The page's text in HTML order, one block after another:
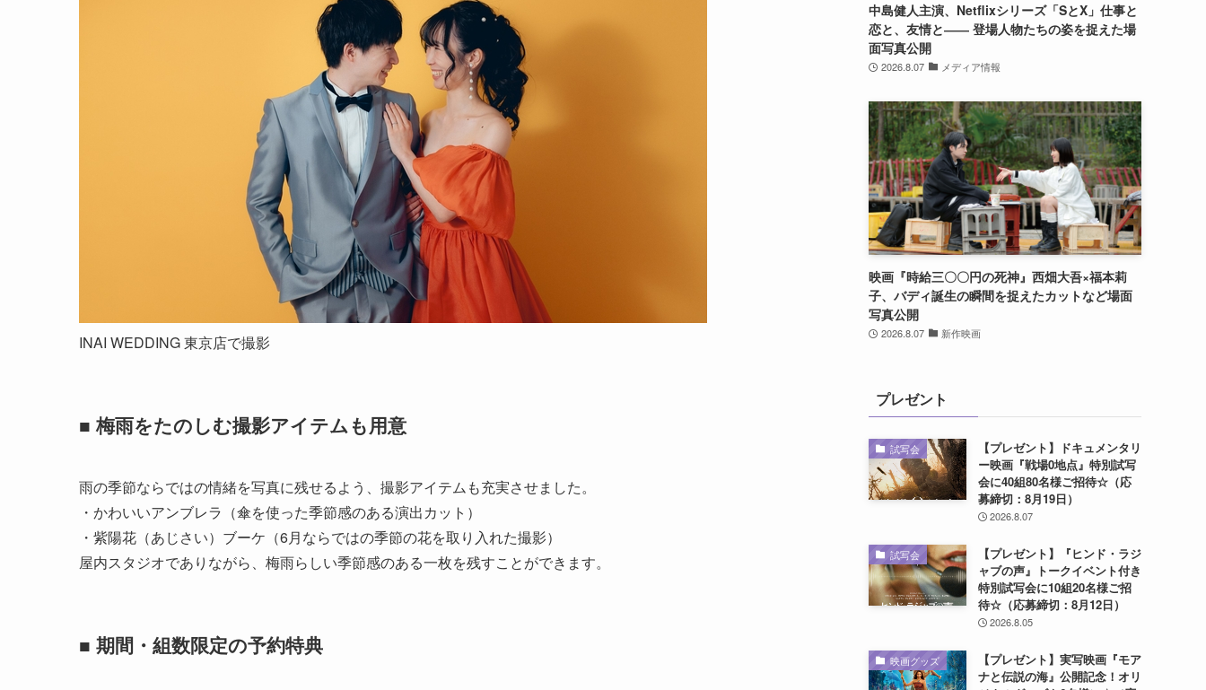
INAI WEDDING 東京店で撮影
■ 梅雨をたのしむ撮影アイテムも用意
雨の季節ならではの情緒を写真に残せるよう、撮影アイテムも充実させました。
・かわいいアンブレラ（傘を使った季節感のある演出カット）
・紫陽花（あじさい）ブーケ（6月ならではの季節の花を取り入れた撮影）
屋内スタジオでありながら、梅雨らしい季節感のある一枚を残すことができます。
■ 期間・組数限定の予約特典
中島健人主演、Netflixシリーズ「SとX」仕事と
恋と、友情と―― 登場人物たちの姿を捉えた場
面写真公開
2026.8.07 メディア情報
映画『時給三〇〇円の死神』西畑大吾×福本莉
子、バディ誕生の瞬間を捉えたカットなど場面
写真公開
2026.8.07 新作映画
プレゼント
試写会
【プレゼント】ドキュメンタリ
ー映画『戦場0地点』特別試写
会に40組80名様ご招待☆（応
募締切：8月19日）
2026.8.07
試写会
【プレゼント】『ヒンド・ラジ
ャブの声』トークイベント付き
特別試写会に10組20名様ご招
待☆（応募締切：8月12日）
2026.8.05
映画グッズ
【プレゼント】実写映画『モア
ナと伝説の海』公開記念！オリ